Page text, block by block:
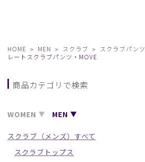
HOME MEN スクラブ スクラブパンツ
レートスクラブパンツ・MOVE
商品カテゴリで検索
WOMEN MEN
スクラブ（メンズ）すべて
スクラブトップス